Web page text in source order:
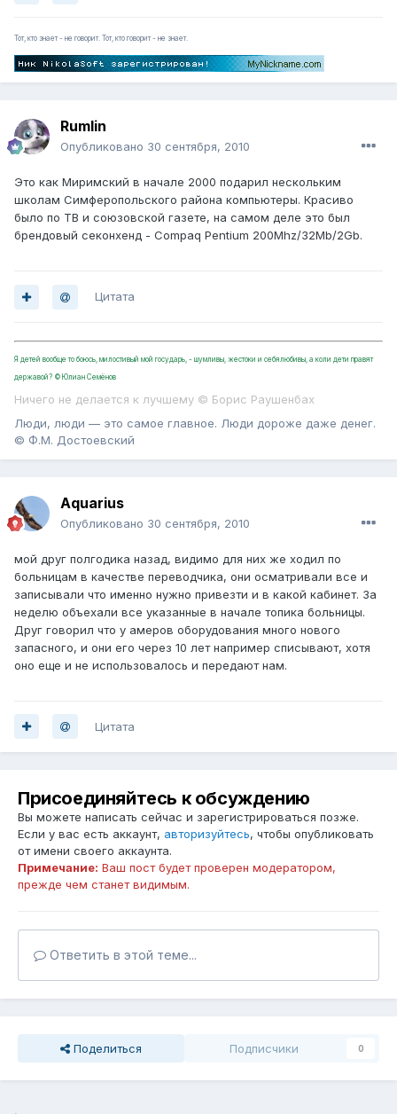
Тот, кто знает - не говорит. Тот, кто говорит - не знает.
Rumlin
Опубликовано 30 сентября, 2010
Это как Миримский в начале 2000 подарил нескольким
школам Симферопольского района компьютеры. Красиво
было по ТВ и союзовской газете, на самом деле это был
брендовый секонхенд - Compaq Pentium 200Mhz/32Mb/2Gb.
Цитата
Я детей вообще то боюсь, милостивый мой государь, - шумливы, жестоки и себялюбивы, а коли дети правят
державой? ©Юлиан Семёнов
Ничего не делается к лучшему © Борис Раушенбах
Люди, люди — это самое главное. Люди дороже даже денег.
© Ф.М. Достоевский
Aquarius
Опубликовано 30 сентября, 2010
мой друг полгодика назад, видимо для них же ходил по
больницам в качестве переводчика, они осматривали все и
записывали что именно нужно привезти и в какой кабинет. За
неделю объехали все указанные в начале топика больницы.
Друг говорил что у амеров оборудования много нового
запасного, и они его через 10 лет например списывают, хотя
оно еще и не использовалось и передают нам.
Цитата
Присоединяйтесь к обсуждению
Вы можете написать сейчас и зарегистрироваться позже.
Если у вас есть аккаунт, авторизуйтесь, чтобы опубликовать
от имени своего аккаунта.
Примечание: Ваш пост будет проверен модератором,
прежде чем станет видимым.
Ответить в этой теме...
Поделиться Подписчики 0